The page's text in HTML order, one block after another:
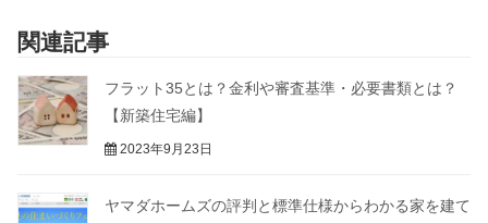
す
)
関連記事
フラット35とは？金利や審査基準・必要書類とは？
【新築住宅編】
2023年9月23日
ヤマダホームズの評判と標準仕様からわかる家を建て